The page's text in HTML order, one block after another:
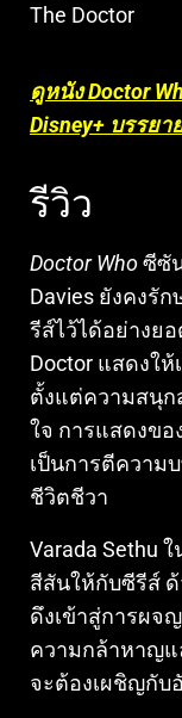
The Doctor
ดูหนัง Doctor
Disney+ บรรยา
รีวิว
Doctor Whoซีซั
Davies ยังคงรั
รีส์ไว้ได้อย่างย
Doctor แสดงใ
ตั้งแต่ความสนุก
ใจ การแสดงข
เป็นการตีความ
ชีวิตชีวา
Varada Sethu
สีสันให้กับซีรีส์
ดึงเข้าสู่การผจ
ความกล้าหาญ
จะต้องเผชิญกับ